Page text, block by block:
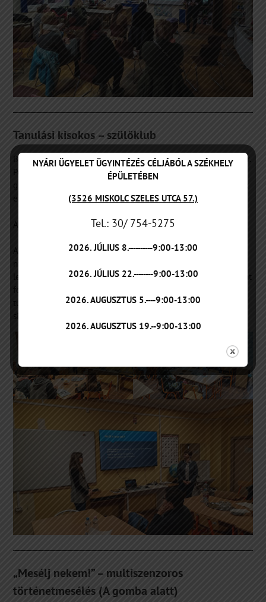
Tanulási kisokos – szülőklub
Bázisintézményi program keretén belül 2023. október 24-én dr.
Perjésiné Farkas Krisztina és Németh Rita utazó
gyógypedagógusok a Nyékládházi Általános Iskolában tartottak
előadást.
A program címe: Tanulási kisokos – szülőklub
A szülőklub során az előadók célja az volt, hogy segítséget
nyújtsanak a szülőknek gyermekeik otthoni támogatásának
lehetőségeiről. Olyan kérdéseket érintettek és olyan tanácsokat
fogalmaztak meg, melyek ismeretében a szülők hatékonyan
tudják segíteni felső tagozatos gyermekeiket tanulásukban,
sikeres tanulmányi előmenetelükben.
„Mesélj nekem!” – multiszenzoros
történetmesélés (A gomba alatt)
NYÁRI ÜGYELET ÜGYINTÉZÉS CÉLJÁBÓL A SZÉKHELY
ÉPÜLETÉBEN
(3526 MISKOLC SZELES UTCA 57.)
Tel.: 30/ 754-5275
2026. JÚLIUS 8.----------9:00-13:00
2026. JÚLIUS 22.--------9:00-13:00
2026. AUGUSZTUS 5.----9:00-13:00
2026. AUGUSZTUS 19.--9:00-13:00